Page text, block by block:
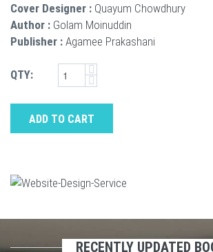
Cover Designer : Quayum Chowdhury
Author : Golam Moinuddin
Publisher : Agamee Prakashani
QTY:
ADD TO CART
RECENTLY UPDATED